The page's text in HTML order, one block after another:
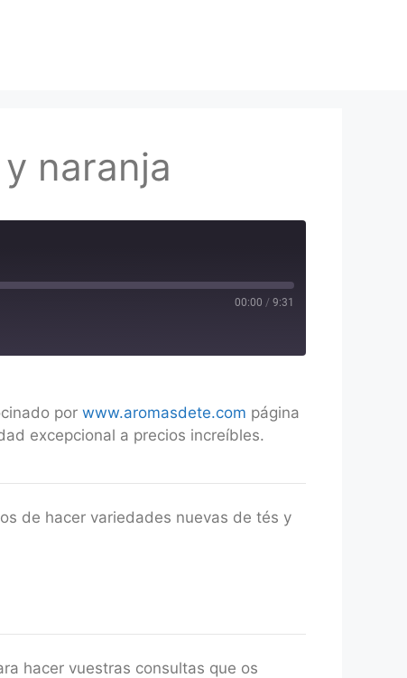
naranja
00:00 / 9:31
por www.aromasdete.com página
excepcional a precios increíbles.
de hacer variedades nuevas de tés y
hacer vuestras consultas que os